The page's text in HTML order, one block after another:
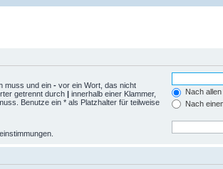
muss und ein - vor ein Wort, das nicht
getrennt durch | innerhalb einer Klammer,
Benutze ein * als Platzhalter für teilweise
Nach
Nach